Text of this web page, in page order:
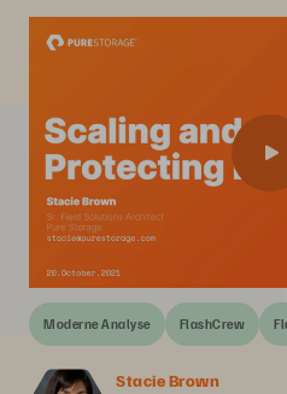
Moderne Analyse FlashCrew
Stacie Brown